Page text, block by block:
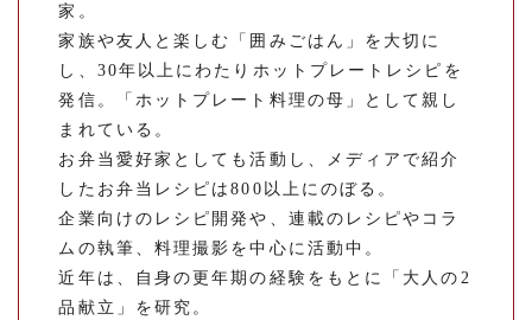
家。
家族や友人と楽しむ「囲みごはん」を大切に
し、30年以上にわたりホットプレートレシピを
発信。「ホットプレート料理の母」として親し
まれている。
お弁当愛好家としても活動し、メディアで紹介
したお弁当レシピは800以上にのぼる。
企業向けのレシピ開発や、連載のレシピやコラ
ムの執筆、料理撮影を中心に活動中。
近年は、自身の更年期の経験をもとに「大人の2
品献立」を研究。